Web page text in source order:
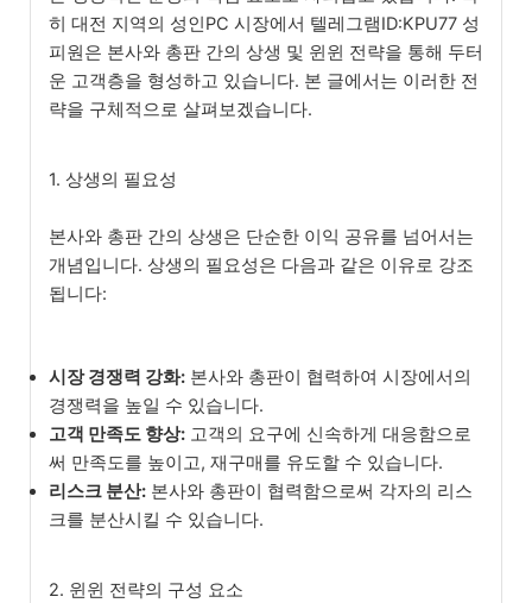
히 대전 지역의 성인PC 시장에서 텔레그램ID:KPU77 성
피원은 본사와 총판 간의 상생 및 윈윈 전략을 통해 두터
운 고객층을 형성하고 있습니다. 본 글에서는 이러한 전
략을 구체적으로 살펴보겠습니다.
1. 상생의 필요성
본사와 총판 간의 상생은 단순한 이익 공유를 넘어서는
개념입니다. 상생의 필요성은 다음과 같은 이유로 강조
됩니다:
시장 경쟁력 강화: 본사와 총판이 협력하여 시장에서의
경쟁력을 높일 수 있습니다.
고객 만족도 향상: 고객의 요구에 신속하게 대응함으로
써 만족도를 높이고, 재구매를 유도할 수 있습니다.
리스크 분산: 본사와 총판이 협력함으로써 각자의 리스
크를 분산시킬 수 있습니다.
2. 윈윈 전략의 구성 요소